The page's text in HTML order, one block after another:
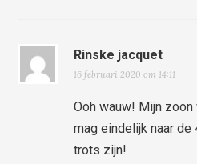
Rinske jacquet
16 februari 2020 om 14:11
Ooh wauw! Mijn
mag eindelijk naar de
trots zijn!